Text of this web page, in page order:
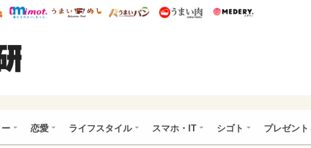
ウレぴあ総研 ディズニー特集
mimot. うまいめし うまいパン うまい肉
恋愛 ライフスタイル スマホ・IT シゴト プレゼン